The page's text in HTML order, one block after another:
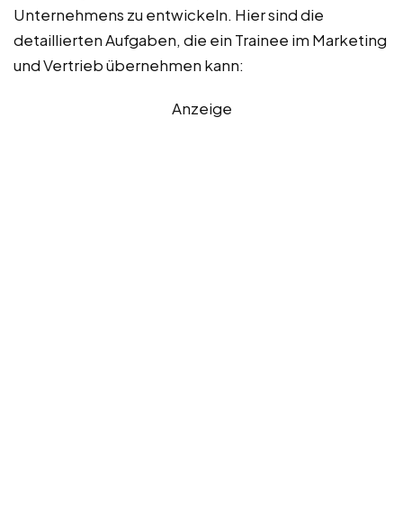
Unternehmens zu entwickeln. Hier sind die
detaillierten Aufgaben, die ein Trainee im Marketing
und Vertrieb übernehmen kann:
Anzeige